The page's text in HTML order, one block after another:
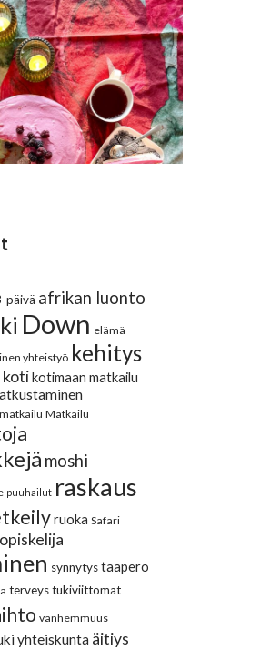
päivä afrikan luonto
Down elämä
yhteistyö kehitys
kotikotimaan matkailu
Matkailu
moshi
puuhailut raskaus
ruoka Safari
synnytys taapero
terveys tukiviittomat
vanhemmuus
yhteiskunta äitiys